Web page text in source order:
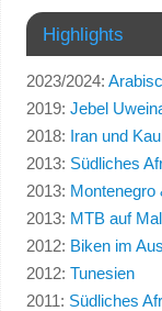
Highlights
2023/2024:
2019: Jebel
2018: Iran und
2013: Südliches
2013: Montenegro
2013: MTB auf
2012: Biken im
2012: Tunesien
2011: Südliches